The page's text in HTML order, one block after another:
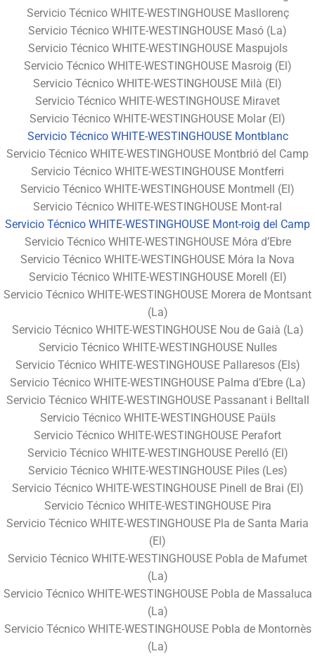
Servicio Técnico WHITE-WESTINGHOUSE Masllorenç
Servicio Técnico WHITE-WESTINGHOUSE Masó (La)
Servicio Técnico WHITE-WESTINGHOUSE Maspujols
Servicio Técnico WHITE-WESTINGHOUSE Masroig (El)
Servicio Técnico WHITE-WESTINGHOUSE Milà (El)
Servicio Técnico WHITE-WESTINGHOUSE Miravet
Servicio Técnico WHITE-WESTINGHOUSE Molar (El)
Servicio Técnico WHITE-WESTINGHOUSE Montblanc
Servicio Técnico WHITE-WESTINGHOUSE Montbrió del Camp
Servicio Técnico WHITE-WESTINGHOUSE Montferri
Servicio Técnico WHITE-WESTINGHOUSE Montmell (El)
Servicio Técnico WHITE-WESTINGHOUSE Mont-ral
Servicio Técnico WHITE-WESTINGHOUSE Mont-roig del Camp
Servicio Técnico WHITE-WESTINGHOUSE Móra d’Ebre
Servicio Técnico WHITE-WESTINGHOUSE Móra la Nova
Servicio Técnico WHITE-WESTINGHOUSE Morell (El)
Servicio Técnico WHITE-WESTINGHOUSE Morera de Montsant
(La)
Servicio Técnico WHITE-WESTINGHOUSE Nou de Gaià (La)
Servicio Técnico WHITE-WESTINGHOUSE Nulles
Servicio Técnico WHITE-WESTINGHOUSE Pallaresos (Els)
Servicio Técnico WHITE-WESTINGHOUSE Palma d’Ebre (La)
Servicio Técnico WHITE-WESTINGHOUSE Passanant i Belltall
Servicio Técnico WHITE-WESTINGHOUSE Paüls
Servicio Técnico WHITE-WESTINGHOUSE Perafort
Servicio Técnico WHITE-WESTINGHOUSE Perelló (El)
Servicio Técnico WHITE-WESTINGHOUSE Piles (Les)
Servicio Técnico WHITE-WESTINGHOUSE Pinell de Brai (El)
Servicio Técnico WHITE-WESTINGHOUSE Pira
Servicio Técnico WHITE-WESTINGHOUSE Pla de Santa Maria
(El)
Servicio Técnico WHITE-WESTINGHOUSE Pobla de Mafumet
(La)
Servicio Técnico WHITE-WESTINGHOUSE Pobla de Massaluca
(La)
Servicio Técnico WHITE-WESTINGHOUSE Pobla de Montornès
(La)